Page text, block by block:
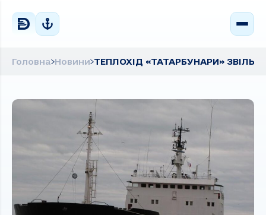
Головна Новини ТЕПЛОХІД «ТАТАРБУНАРИ»